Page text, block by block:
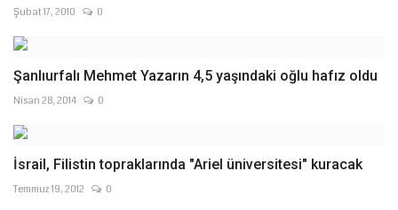
Şubat 17, 2010 0
Şanlıurfalı Mehmet Yazarın 4,5 yaşındaki oğlu hafız oldu
Nisan 28, 2014 0
İsrail, Filistin topraklarında "Ariel üniversitesi" kuracak
Temmuz 19, 2012 0